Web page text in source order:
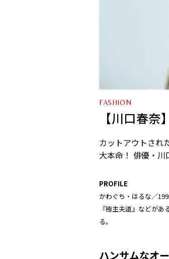
FASHION
【川口春
カットアウトされ
大本命！ 俳優・川
PROFILE
かわぐち・はるな／
『極主夫道』などが
る。
ハンサムなオ